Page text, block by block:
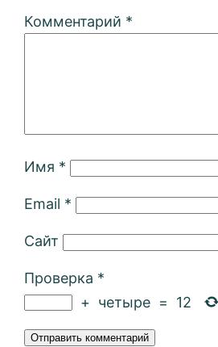
Комментарий *
Имя *
Email *
Сайт
Проверка *
+ четыре = 12